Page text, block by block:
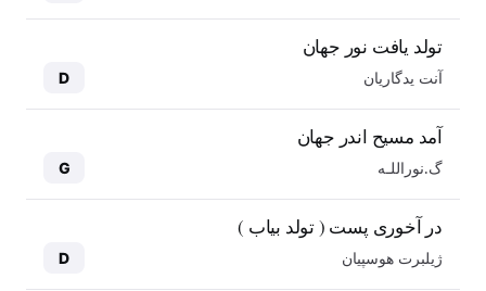
تولد یافت نور جهان
آنت یدگاریان D
آمد مسیح اندر جهان
گ.نوراللـه G
در آخوری پست ( تولد بیاب )
ژیلبرت هوسپیان D